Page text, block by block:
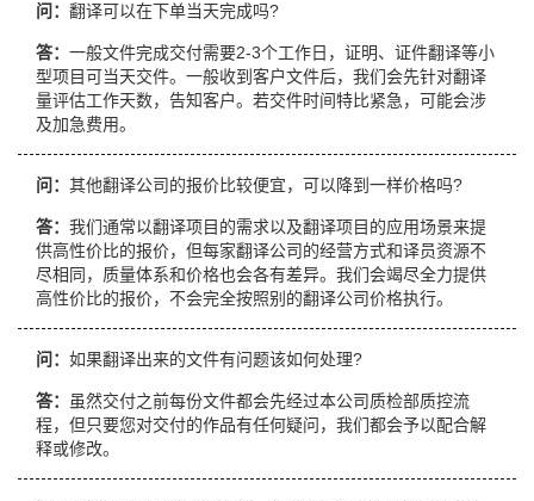
问： 翻译可以在下单当天完成吗?
答： 一般文件完成交付需要2-3个工作日，证明、证件翻译等小
型项目可当天交件。一般收到客户文件后，我们会先针对翻译
量评估工作天数，告知客户。若交件时间特比紧急，可能会涉
及加急费用。
问： 其他翻译公司的报价比较便宜，可以降到一样价格吗?
答： 我们通常以翻译项目的需求以及翻译项目的应用场景来提
供高性价比的报价，但每家翻译公司的经营方式和译员资源不
尽相同，质量体系和价格也会各有差异。我们会竭尽全力提供
高性价比的报价，不会完全按照别的翻译公司价格执行。
问： 如果翻译出来的文件有问题该如何处理?
答：
虽然交付之前每份文件都会先经过本公司质检部质控流
程，但只要您对交付的作品有任何疑问，我们都会予以配合解
释或修改。